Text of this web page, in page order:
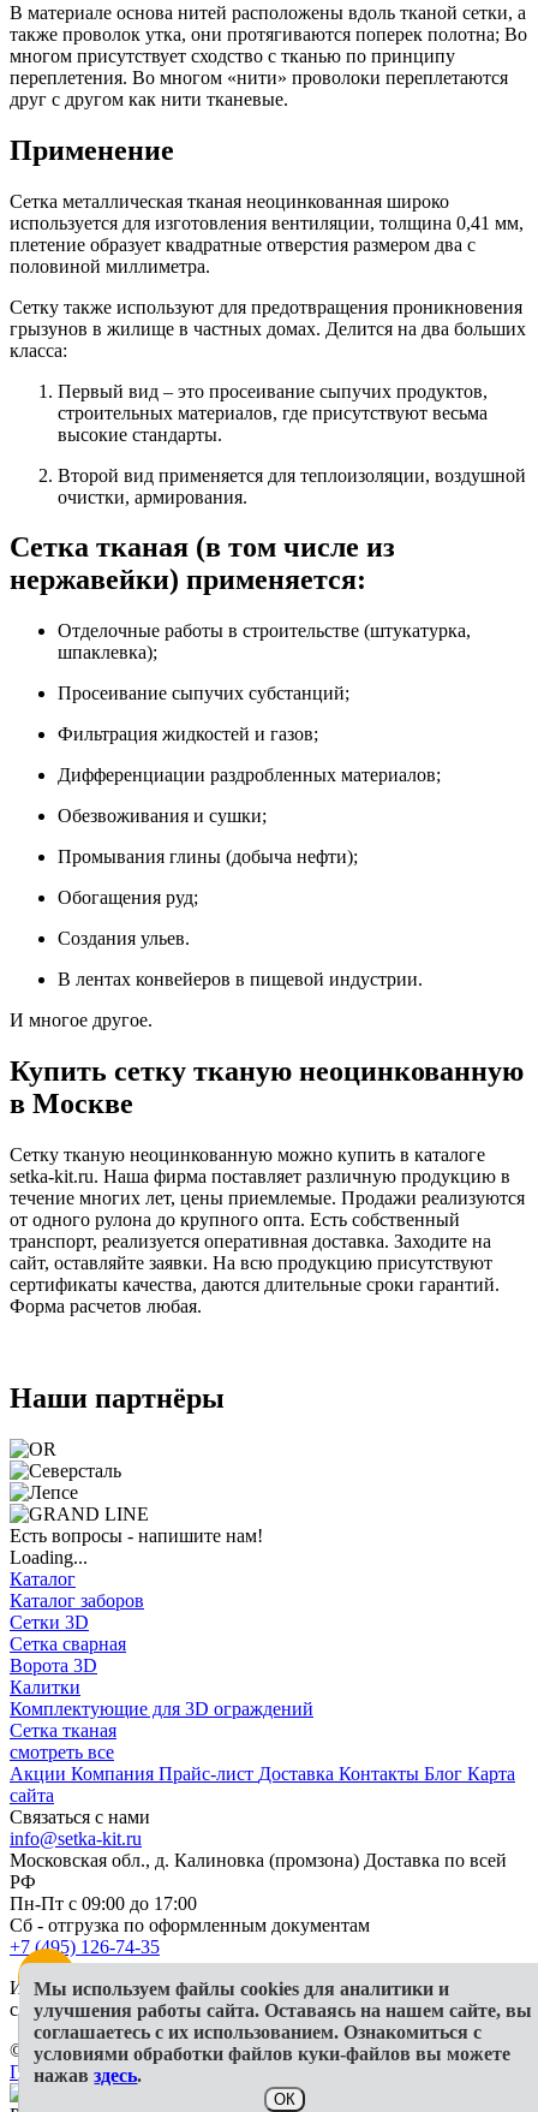
В материале основа нитей расположены вдоль тканой сетки, а
также проволок утка, они протягиваются поперек полотна; Во
многом присутствует сходство с тканью по принципу
переплетения. Во многом «нити» проволоки переплетаются
друг с другом как нити тканевые.
Применение
Сетка металлическая тканая неоцинкованная широко
используется для изготовления вентиляции, толщина 0,41 мм,
плетение образует квадратные отверстия размером два с
половиной миллиметра.
Сетку также используют для предотвращения проникновения
грызунов в жилище в частных домах. Делится на два больших
класса:
Первый вид – это просеивание сыпучих продуктов,
строительных материалов, где присутствуют весьма
высокие стандарты.
Второй вид применяется для теплоизоляции, воздушной
очистки, армирования.
Сетка тканая (в том числе из
нержавейки) применяется:
Отделочные работы в строительстве (штукатурка,
шпаклевка);
Просеивание сыпучих субстанций;
Фильтрация жидкостей и газов;
Дифференциации раздробленных материалов;
Обезвоживания и сушки;
Промывания глины (добыча нефти);
Обогащения руд;
Создания ульев.
В лентах конвейеров в пищевой индустрии.
И многое другое.
Купить сетку тканую неоцинкованную
в Москве
Сетку тканую неоцинкованную можно купить в каталоге
setka-kit.ru. Наша фирма поставляет различную продукцию в
течение многих лет, цены приемлемые. Продажи реализуются
от одного рулона до крупного опта. Есть собственный
транспорт, реализуется оперативная доставка. Заходите на
сайт, оставляйте заявки. На всю продукцию присутствуют
сертификаты качества, даются длительные сроки гарантий.
Форма расчетов любая.
Наши партнёры
Есть вопросы - напишите нам!
Loading...
Каталог
Каталог заборов
Сетки 3D
Сетка сварная
Ворота 3D
Калитки
Комплектующие для 3D ограждений
Сетка тканая
смотреть все
Акции Компания Прайс-лист Доставка Контакты Блог Карта
сайта
Связаться с нами
info@setka-kit.ru
Московская обл., д. Калиновка (промзона) Доставка по всей
РФ
Пн-Пт с 09:00 до 17:00
Сб - отгрузка по оформленным документам
+7 (495) 126-74-35
Информация, представленная на сайте, в исключительных
случаях может отличаться от действительности
© 2026 ООО "Гранд КИТ"
Политика конфиденциальности
Мы используем файлы cookies для аналитики и
улучшения работы сайта. Оставаясь на нашем сайте, вы
соглашаетесь с их использованием. Ознакомиться с
условиями обработки файлов куки-файлов вы можете
нажавздесь.
ОК